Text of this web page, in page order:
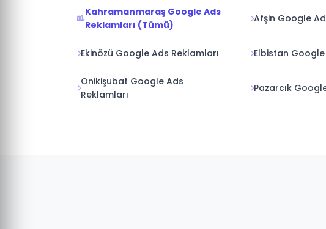
Kahramanmaraş Google Ads
Reklamları (Tümü)
Afşin Google
Ekinözü Google Ads Reklamları Elbistan
Onikişubat Google Ads
Reklamları
Pazarcık